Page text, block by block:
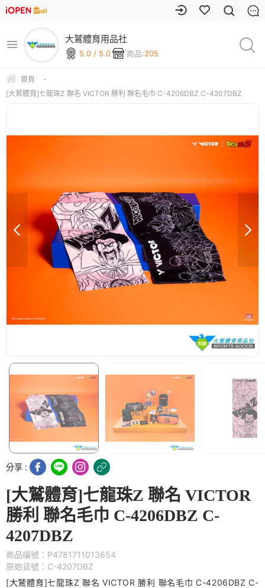
大鷲體育用品社
5.0 / 5.0 商品:205
首頁
-
[大鷲體育]七龍珠Z 聯名 VICTOR 勝利 聯名毛巾 C-4206DBZ C-4207DBZ
分享 :
[大鷲體育]七龍珠Z 聯名 VICTOR
勝利 聯名毛巾 C-4206DBZ C-
4207DBZ
商品編號：P4781711013654
原始貨號：C-4207DBZ
[大鷲體育]七龍珠Z 聯名 VICTOR 勝利 聯名毛巾 C-4206DBZ C-